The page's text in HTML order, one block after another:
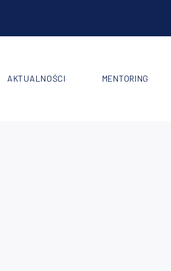
AKTUALNOŚCI MENTORING